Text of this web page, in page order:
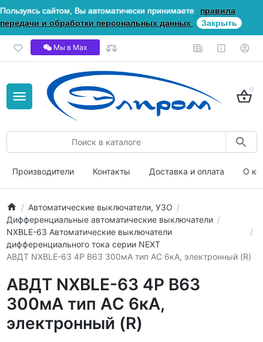
Пользуясь сайтом, Вы автоматически принимаете
правила
передачи и обработки персональных данных
Закрыть
Мы в Мах
0
Производители Контакты Доставка и оплата О
Автоматические выключатели, УЗО
Дифференциальные автоматические выключатели
NXBLE-63 Автоматические выключатели
дифференциального тока серии NEXT
АВДТ NXBLE-63 4P B63 300мА тип AС 6кА, электронный (R)
АВДТ NXBLE-63 4P B63
300мА тип AС 6кА,
электронный (R)